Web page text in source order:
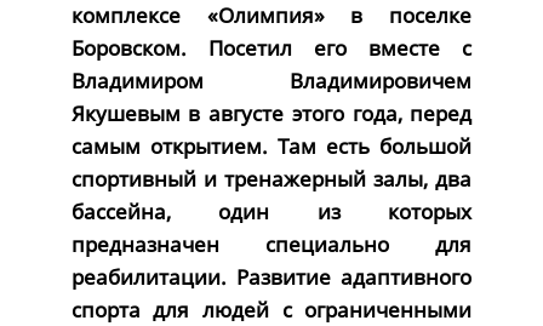
комплексе «Олимпия» в поселке
Боровском. Посетил его вместе с
Владимиром Владимировичем
Якушевым в августе этого года, перед
самым открытием. Там есть большой
спортивный и тренажерный залы, два
бассейна, один из которых
предназначен специально для
реабилитации. Развитие адаптивного
спорта для людей с ограниченными